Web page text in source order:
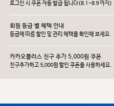
로그인 시 쿠폰 자동 발급 됩니다(8.1~8.9 까지)
회원 등급 별 혜택 안내
등급에 따른 할인 및 관리 헤택을 확인해 보세요.
카카오플러스 친구 추가 5,000원 쿠폰
친구추가하고 5,000원 할인 쿠폰을 사용하세요.